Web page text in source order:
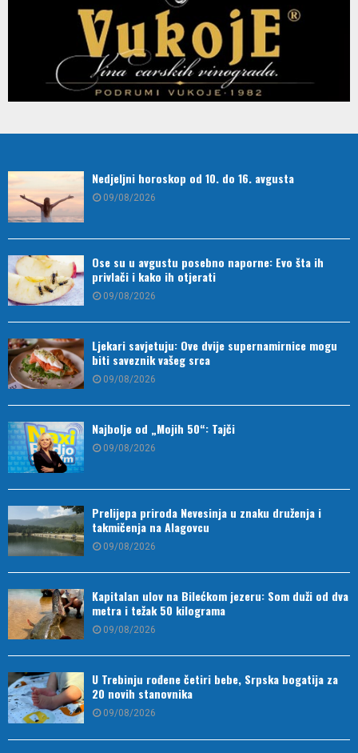
Nedjeljni horoskop od 10. do 16. avgusta
09/08/2026
Ose su u avgustu posebno naporne: Evo šta ih
privlači i kako ih otjerati
09/08/2026
Ljekari savjetuju: Ove dvije supernamirnice mogu
biti saveznik vašeg srca
09/08/2026
Najbolje od „Mojih 50“: Tajči
09/08/2026
Prelijepa priroda Nevesinja u znaku druženja i
takmičenja na Alagovcu
09/08/2026
Kapitalan ulov na Bilećkom jezeru: Som duži od dva
metra i težak 50 kilograma
09/08/2026
U Trebinju rođene četiri bebe, Srpska bogatija za
20 novih stanovnika
09/08/2026